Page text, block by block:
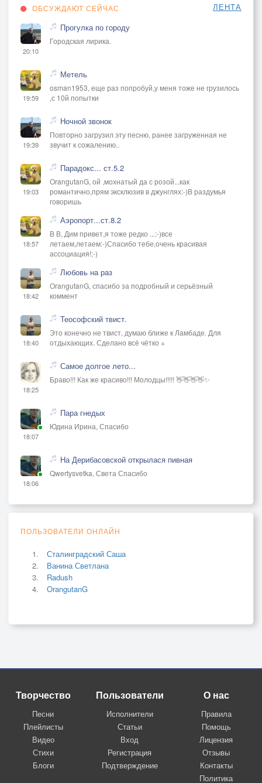
ОБСУЖДАЮТ СЕЙЧАС ЛЕНТА
20:10
Прогулка по городу
Городская лирика.
19:59
Метель
osman1953, еще раз попробуй,у меня тоже не грузилось
,с 10й попытки
19:39
Ночной звонок
Повторно загрузил эту песню, ранее загруженная не
звучит к сожалению..
19:03
Парадокс... ст.5.2
OrangutanG, ой ,мохнатый да с розой...как
романтично,прям эксклюзив в джунглях:-)В раздумья
говоришь
18:57
Аэропорт...ст.8.2
В В, Дим привет,я тоже редко ...:-)все
летаем,летаем:-)Спасибо тебе,очень красивая
ассоциация!;-)
18:42
Любовь на раз
OrangutanG, спасибо за подробный и серьёзный
коммент
18:40
Теософский твист.
Это конечно не твист, думаю ближе к Ламбаде. Для
отдыхающих. Сделано всё чётко +
18:25
Самое долгое лето...
Браво!!! Как же красиво!!! Молодцы!!!!! 👋👋👋👋✨
18:07
Пара гнедых
Юдина Ирина, Спасибо
18:06
На Дерибасовской открылася пивная
Qwertysvetka, Света Спасибо
ПОЛЬЗОВАТЕЛИ ОНЛАЙН
Сталинградский Саша
Ванина Светлана
Radush
OrangutanG
Творчество
Песни
Плейлисты
Видео
Стихи
Блоги
Пользователи
Исполнители
Статьи
Вход
Регистрация
Подтверждение
О нас
Правила
Помощь
Лицензия
Отзывы
Контакты
Политика